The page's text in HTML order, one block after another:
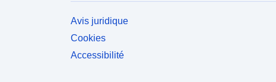
Avis juridique
Cookies
Accessibilité